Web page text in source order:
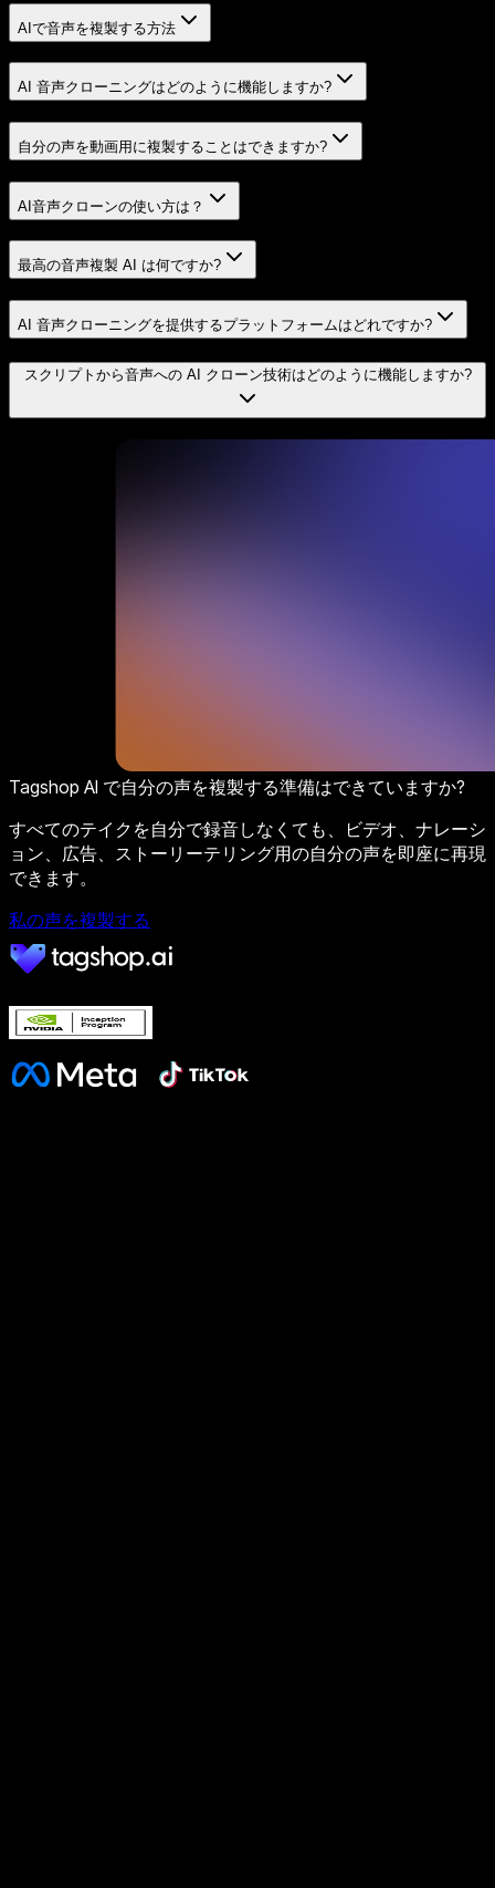
AIで音声を複製する方法
AI 音声クローニングはどのように機能しますか?
自分の声を動画用に複製することはできますか?
AI音声クローンの使い方は？
最高の音声複製 AI は何ですか?
AI 音声クローニングを提供するプラットフォームはどれですか?
スクリプトから音声への AI クローン技術はどのように機能しますか?
Tagshop AI で自分の声を複製する準備はできていますか?
すべてのテイクを自分で録音しなくても、ビデオ、ナレーシ
ョン、広告、ストーリーテリング用の自分の声を即座に再現
できます。
私の声を複製する